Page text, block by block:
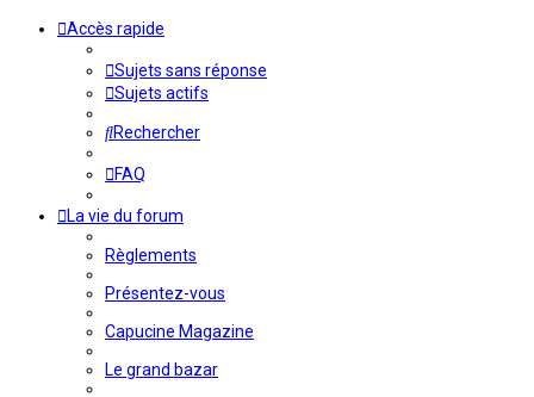
Accès rapide
Sujets sans réponse
Sujets actifs
Rechercher
FAQ
La vie du forum
Règlements
Présentez-vous
Capucine Magazine
Le grand bazar